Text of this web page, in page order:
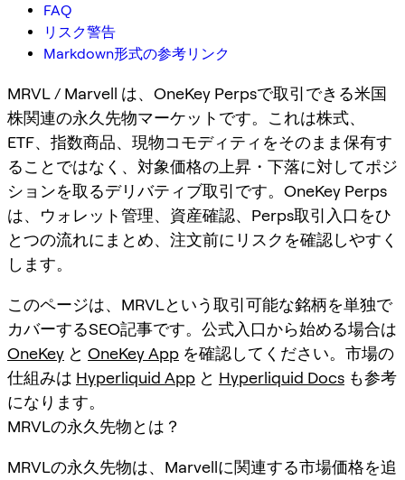
FAQ
リスク警告
Markdown形式の参考リンク
MRVL / Marvell は、OneKey Perpsで取引できる米国
株関連の永久先物マーケットです。これは株式、
ETF、指数商品、現物コモディティをそのまま保有す
ることではなく、対象価格の上昇・下落に対してポジ
ションを取るデリバティブ取引です。OneKey Perps
は、ウォレット管理、資産確認、Perps取引入口をひ
とつの流れにまとめ、注文前にリスクを確認しやすく
します。
このページは、MRVLという取引可能な銘柄を単独で
カバーするSEO記事です。公式入口から始める場合は
OneKey と OneKey App を確認してください。市場の
仕組みは Hyperliquid App と Hyperliquid Docs も参考
になります。
MRVLの永久先物とは？
MRVLの永久先物は、Marvellに関連する市場価格を追